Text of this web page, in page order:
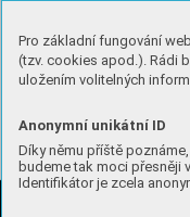
Pro základní fungování
(tzv. cookies apod.). Rádi
uložením volitelných
Anonymní unikátní ID
Díky němu příště
budeme tak moci přesněji
Identifikátor je zcela